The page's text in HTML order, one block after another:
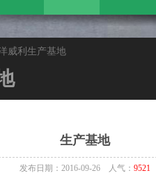
威利生产基地
生产基地
发布日期：2016-09-26 人气： 9521